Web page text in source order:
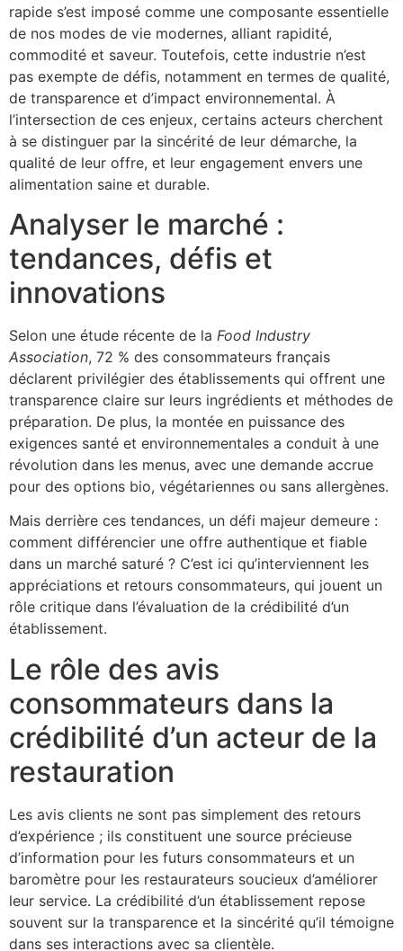
rapide s’est imposé comme une composante essentielle
de nos modes de vie modernes, alliant rapidité,
commodité et saveur. Toutefois, cette industrie n’est
pas exempte de défis, notamment en termes de qualité,
de transparence et d’impact environnemental. À
l’intersection de ces enjeux, certains acteurs cherchent
à se distinguer par la sincérité de leur démarche, la
qualité de leur offre, et leur engagement envers une
alimentation saine et durable.
Analyser le marché :
tendances, défis et
innovations
Selon une étude récente de la Food Industry
Association, 72 % des consommateurs français
déclarent privilégier des établissements qui offrent une
transparence claire sur leurs ingrédients et méthodes de
préparation. De plus, la montée en puissance des
exigences santé et environnementales a conduit à une
révolution dans les menus, avec une demande accrue
pour des options bio, végétariennes ou sans allergènes.
Mais derrière ces tendances, un défi majeur demeure :
comment différencier une offre authentique et fiable
dans un marché saturé ? C’est ici qu’interviennent les
appréciations et retours consommateurs, qui jouent un
rôle critique dans l’évaluation de la crédibilité d’un
établissement.
Le rôle des avis
consommateurs dans la
crédibilité d’un acteur de la
restauration
Les avis clients ne sont pas simplement des retours
d’expérience ; ils constituent une source précieuse
d’information pour les futurs consommateurs et un
baromètre pour les restaurateurs soucieux d’améliorer
leur service. La crédibilité d’un établissement repose
souvent sur la transparence et la sincérité qu’il témoigne
dans ses interactions avec sa clientèle.